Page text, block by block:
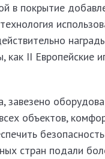
в покрытие
II Европейские
завезено
объектов,
стран подали